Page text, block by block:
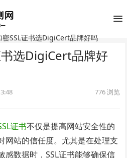
密SSL证书选DigiCert品牌好吗
选DigiCert品牌好
776浏览
证书不仅是提高网站安全性的
网站的信任度。尤其是在处理支
感数据时，SSL证书能够确保信